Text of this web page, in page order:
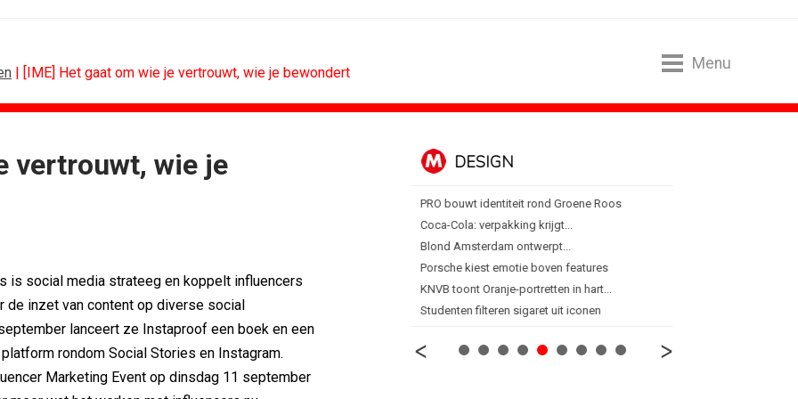
| [IME] Het gaat om wie je vertrouwt, wie je bewondert
Menu
vertrouwt, wie je
is social media strateeg en koppelt influencers
de inzet van content op diverse social
lanceert ze Instaproof een boek en een
rondom Social Stories en Instagram.
Marketing Event op dinsdag 11 september
leidend
over
CONTENTMARKETING
Substack breidt uit in Nederland met...
WWF en CPNB introduceren Groene...
DESIGN
PRO bouwt identiteit rond Groene Roos
Coca-Cola: verpakking krijgt...
Blond Amsterdam ontwerpt...
Porsche kiest emotie boven features
KNVB toont Oranje-portretten in hart...
Studenten filteren sigaret uit iconen